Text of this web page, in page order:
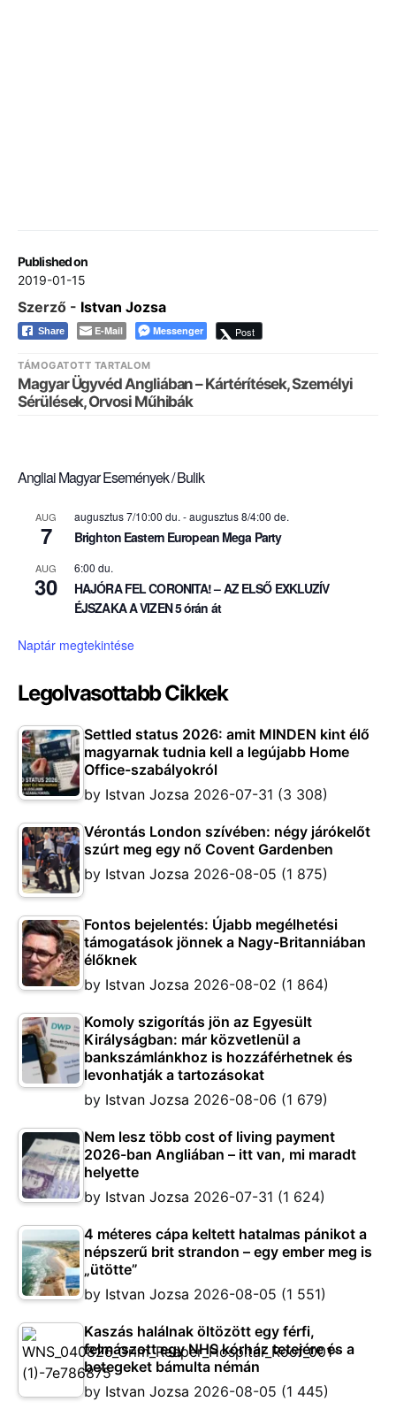
Published on
2019-01-15
Szerző - Istvan Jozsa
Share E-Mail Messenger Post
TÁMOGATOTT TARTALOM
Magyar Ügyvéd Angliában – Kártérítések, Személyi
Sérülések, Orvosi Műhibák
Angliai Magyar Események / Bulik
AUG
7
augusztus 7/10:00 du. -augusztus 8/4:00 de.
Brighton Eastern European Mega Party
AUG
30
6:00 du.
HAJÓRA FEL CORONITA! – AZ ELSŐ EXKLUZÍV
ÉJSZAKA A VIZEN 5 órán át
Naptár megtekintése
Legolvasottabb Cikkek
Settled status 2026: amit MINDEN kint élő
magyarnak tudnia kell a legújabb Home
Office-szabályokról
by Istvan Jozsa 2026-07-31 (3 308)
Vérontás London szívében: négy járókelőt
szúrt meg egy nő Covent Gardenben
by Istvan Jozsa 2026-08-05 (1 875)
Fontos bejelentés: Újabb megélhetési
támogatások jönnek a Nagy-Britanniában
élőknek
by Istvan Jozsa 2026-08-02 (1 864)
Komoly szigorítás jön az Egyesült
Királyságban: már közvetlenül a
bankszámlánkhoz is hozzáférhetnek és
levonhatják a tartozásokat
by Istvan Jozsa 2026-08-06 (1 679)
Nem lesz több cost of living payment
2026-ban Angliában – itt van, mi maradt
helyette
by Istvan Jozsa 2026-07-31 (1 624)
4 méteres cápa keltett hatalmas pánikot a
népszerű brit strandon – egy ember meg is
„ütötte”
by Istvan Jozsa 2026-08-05 (1 551)
Kaszás halálnak öltözött egy férfi,
felmászott egy NHS kórház tetejére és a
betegeket bámulta némán
by Istvan Jozsa 2026-08-05 (1 445)